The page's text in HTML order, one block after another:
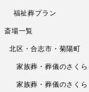
2023年12月
2023年8月
2023年7月
2023年6月
福祉葬プラン
斎場一覧
北区・合志市・菊陽町
家族葬・葬儀のさくら
家族葬・葬儀のさく